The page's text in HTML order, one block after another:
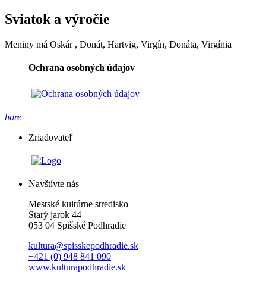
Sviatok a výročie
Meniny má Oskár , Donát, Hartvig, Virgín, Donáta, Virgínia
Ochrana osobných údajov
hore
Zriadovateľ
Navštívte nás
Mestské kultúrne stredisko
Starý jarok 44
053 04 Spišské Podhradie
kultura@spisskepodhradie.sk
+421 (0) 948 841 090
www.kulturapodhradie.sk